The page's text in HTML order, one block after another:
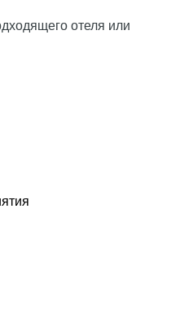
отеля или